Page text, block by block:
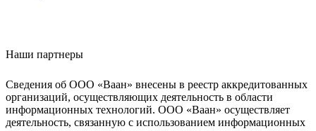
Наши партнеры
Сведения об ООО «Ваан» внесены в реестр аккредитованных
организаций, осуществляющих деятельность в области
информационных технологий. ООО «Ваан» осуществляет
деятельность, связанную с использованием информационных